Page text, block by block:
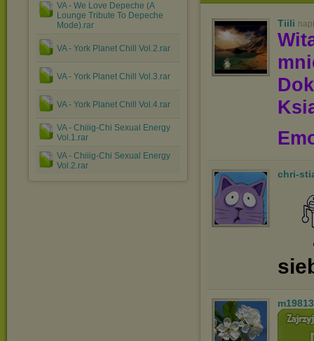
VA - We Love Depeche (A
Lounge Tribute To Depeche
Mode).rar
VA - York Planet Chill Vol.2.rar
VA - York Planet Chill Vol.3.rar
VA - York Planet Chill Vol.4.rar
VA - Сhiiig-Сhi Sexual Energy
Vol.1.rar
VA - Сhiiig-Сhi Sexual Energy
Vol.2.rar
Tiili
chri-
m19813